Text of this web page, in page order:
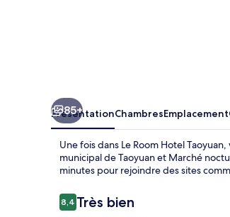
85+
PrésentationChambresEmplacement
Une fois dans Le Room Hotel
municipal de Taoyuan et Marché
minutes pour rejoindre des sites
Avis
voyageurs
8,48,4 sur 10
Très bien